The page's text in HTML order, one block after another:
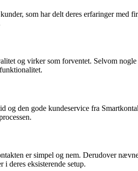
som har delt deres erfaringer
og virker som forventet. Selvom
og den gode kundeservice fra
er simpel og nem. Derudover
deres eksisterende setup.